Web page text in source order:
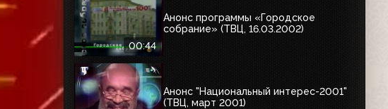
00:44
Анонс программы «Городское
собрание» (ТВЦ, 16.03.2002)
Анонс "Национальный интерес-2001"
(ТВЦ, март 2001)